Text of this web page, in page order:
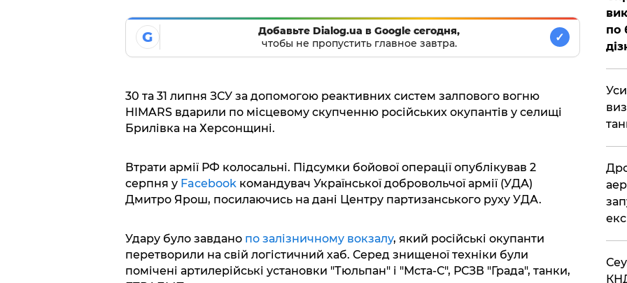
G
Добавьте Dialog.ua в Google сегодня,
чтобы не пропустить главное завтра.
✓
30 та 31 липня ЗСУ за допомогою реактивних систем залпового вогню
HIMARS вдарили по місцевому скупченню російських окупантів у селищі
Брилівка на Херсонщині.
Втрати армії РФ колосальні. Підсумки бойової операції опублікував 2
серпня уFacebookкомандувач Української добровольчої армії (УДА)
Дмитро Ярош, посилаючись на дані Центру партизанського руху УДА.
Удару було завдано по залізничному вокзалу, який російські окупанти
перетворили на свій логістичний хаб. Серед знищеної техніки були
помічені артилерійські установки "Тюльпан" і "Мста-С", РСЗВ "Града", танки,
по